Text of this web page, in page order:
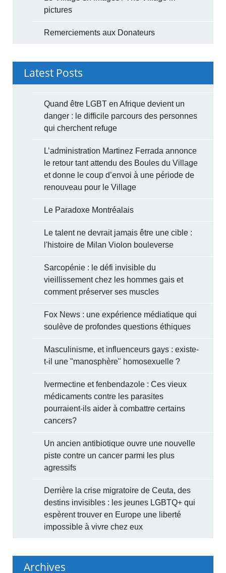
pictures
Remerciements aux Donateurs
Latest Posts
Quand être LGBT en Afrique devient un
danger : le difficile parcours des personnes
qui cherchent refuge
L’administration Martinez Ferrada annonce
le retour tant attendu des Boules du Village
et donne le coup d’envoi à une période de
renouveau pour le Village
Le Paradoxe Montréalais
Le talent ne devrait jamais être une cible :
l'histoire de Milan Violon bouleverse
Sarcopénie : le défi invisible du
vieillissement chez les hommes gais et
comment préserver ses muscles
Fox News : une expérience médiatique qui
soulève de profondes questions éthiques
Masculinisme, et influenceurs gays : existe-
t-il une "manosphère" homosexuelle ?
Ivermectine et fenbendazole : Ces vieux
médicaments contre les parasites
pourraient-ils aider à combattre certains
cancers?
Un ancien antibiotique ouvre une nouvelle
piste contre un cancer parmi les plus
agressifs
Derrière la crise migratoire de Ceuta, des
destins invisibles : les jeunes LGBTQ+ qui
espèrent trouver en Europe une liberté
impossible à vivre chez eux
Archives